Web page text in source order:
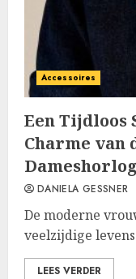
Accessoires
Een Tijdloos
Charme van
DANIELA GESSNER
De moderne
veelzijdige
LEES VERDER